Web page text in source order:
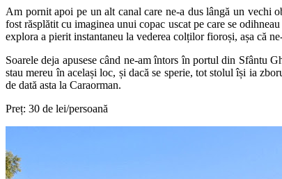
Am pornit apoi pe un alt canal care ne-a dus lângă un vechi
fost răsplătit cu imaginea unui copac uscat pe care se
explora a pierit instantaneu la vederea colților fioroși, așa că
Soarele deja apusese când ne-am întors în portul din Sfântu
stau mereu în același loc, și dacă se sperie, tot stolul își ia
de dată asta la Caraorman.
Preț: 30 de lei/persoană